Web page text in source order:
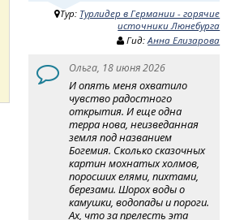
Тур: Турлидер в Германии - горячие
источники Люнебурга
Гид:Анна Елизарова
Ольга, 18 июня 2026
И опять меня охватило
чувство радостного
открытия. И еще одна
терра нова, неизведанная
земля под названием
Богемия. Сколько сказочных
картин мохнатых холмов,
поросших елями, пихтами,
березами. Шорох воды о
камушки, водопады и пороги.
Ах, что за прелесть эта